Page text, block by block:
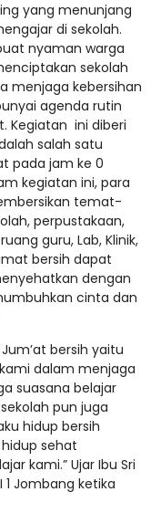
yang menunjang
di sekolah.
nyaman warga
sekolah
menjaga kebersihan
agenda rutin
Kegiatan ini diberi
salah satu
pada jam ke 0
kegiatan ini, para
temat-
perpustakaan,
guru, Lab, Klinik,
bersih dapat
dengan
cinta dan
bersih yaitu
dalam menjaga
suasana belajar
pun juga
hidup bersih
sehat
kami.” Ujar Ibu Sri
1 Jombang ketika